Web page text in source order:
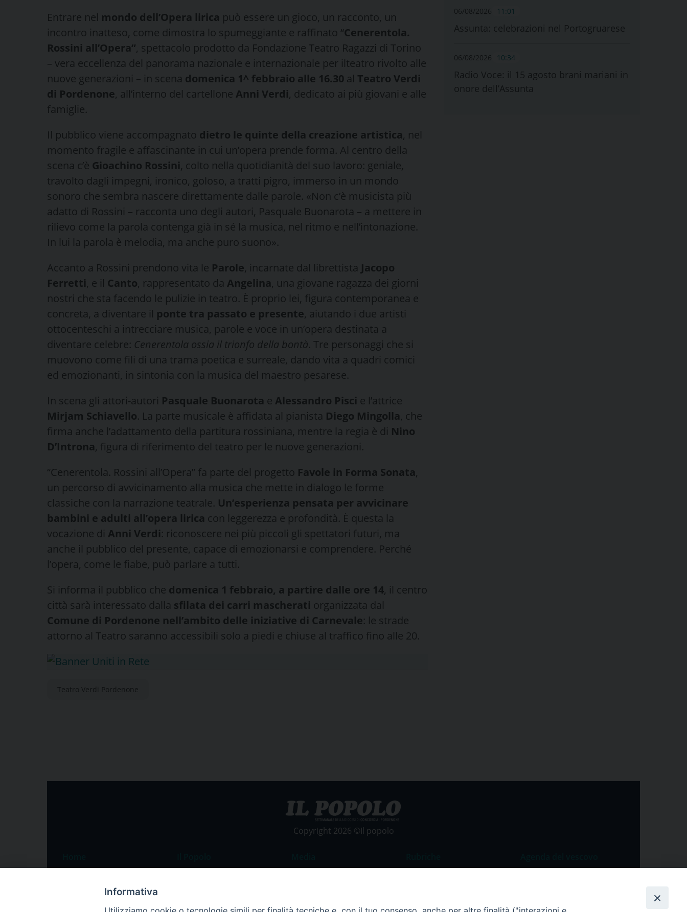
Entrare nel mondo dell’Opera lirica può essere un gioco, un racconto, un
incontro inatteso, come dimostra lo spumeggiante e raffinato “Cenerentola.
Rossini all’Opera”, spettacolo prodotto da Fondazione Teatro Ragazzi di Torino
– vera eccellenza del panorama nazionale e internazionale per ilteatro rivolto alle
nuove generazioni – in scena domenica 1^ febbraio alle 16.30 al Teatro Verdi
di Pordenone, all’interno del cartellone Anni Verdi, dedicato ai più giovani e alle
famiglie.
Il pubblico viene accompagnato dietro le quinte della creazione artistica, nel
momento fragile e affascinante in cui un’opera prende forma. Al centro della
scena c’è Gioachino Rossini, colto nella quotidianità del suo lavoro: geniale,
travolto dagli impegni, ironico, goloso, a tratti pigro, immerso in un mondo
sonoro che sembra nascere direttamente dalle parole. «Non c’è musicista più
adatto di Rossini – racconta uno degli autori, Pasquale Buonarota – a mettere in
rilievo come la parola contenga già in sé la musica, nel ritmo e nell’intonazione.
In lui la parola è melodia, ma anche puro suono».
Accanto a Rossini prendono vita le Parole, incarnate dal librettista Jacopo
Ferretti, e il Canto, rappresentato da Angelina, una giovane ragazza dei giorni
nostri che sta facendo le pulizie in teatro. È proprio lei, figura contemporanea e
concreta, a diventare il ponte tra passato e presente, aiutando i due artisti
ottocenteschi a intrecciare musica, parole e voce in un’opera destinata a
diventare celebre: Cenerentola ossia il trionfo della bontà. Tre personaggi che si
muovono come fili di una trama poetica e surreale, dando vita a quadri comici
ed emozionanti, in sintonia con la musica del maestro pesarese.
In scena gli attori-autori Pasquale Buonarota e Alessandro Pisci e l’attrice
Mirjam Schiavello. La parte musicale è affidata al pianista Diego Mingolla, che
firma anche l’adattamento della partitura rossiniana, mentre la regia è di Nino
D’Introna, figura di riferimento del teatro per le nuove generazioni.
“Cenerentola. Rossini all’Opera” fa parte del progetto Favole in Forma Sonata,
un percorso di avvicinamento alla musica che mette in dialogo le forme
classiche con la narrazione teatrale. Un’esperienza pensata per avvicinare
bambini e adulti all’opera lirica con leggerezza e profondità. È questa la
vocazione di Anni Verdi: riconoscere nei più piccoli gli spettatori futuri, ma
anche il pubblico del presente, capace di emozionarsi e comprendere. Perché
l’opera, come le fiabe, può parlare a tutti.
Si informa il pubblico che domenica 1 febbraio, a partire dalle ore 14, il centro
città sarà interessato dalla sfilata dei carri mascherati organizzata dal
Comune di Pordenone nell’ambito delle iniziative di Carnevale: le strade
attorno al Teatro saranno accessibili solo a piedi e chiuse al traffico fino alle 20.
Teatro Verdi Pordenone
06/08/2026 11:01
Assunta: celebrazioni nel Portogruarese
06/08/2026 10:34
Radio Voce: il 15 agosto brani mariani in
onore dell’Assunta
Copyright 2026 ©Il popolo
PordenoneInformativa